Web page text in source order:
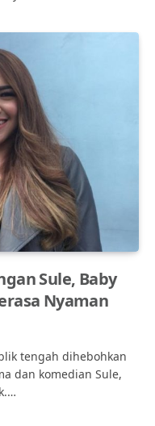
Sule, Baby
Nyaman
tengah dihebohkan
dan komedian Sule,